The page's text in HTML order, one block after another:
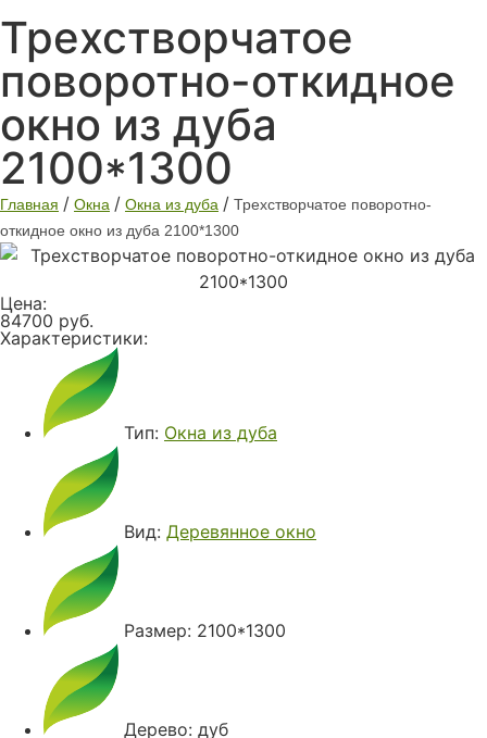
Трехстворчатое
поворотно-откидное
окно из дуба
2100*1300
Главная / Окна / Окна из дуба / Трехстворчатое поворотно-
откидное окно из дуба 2100*1300
Цена:
84700 руб.
Характеристики:
Тип: Окна из дуба
Вид: Деревянное окно
Размер: 2100*1300
Дерево: дуб